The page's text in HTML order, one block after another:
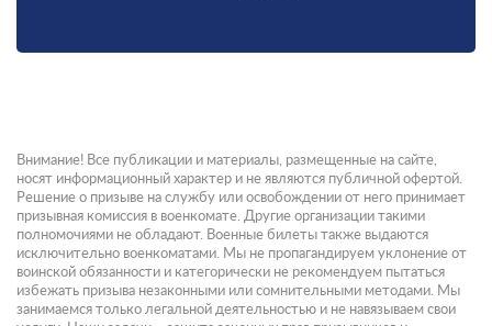
Внимание! Все публикации и материалы, размещенные на сайте,
носят информационный характер и не являются публичной офертой.
Решение о призыве на службу или освобождении от него принимает
призывная комиссия в военкомате. Другие организации такими
полномочиями не обладают. Военные билеты также выдаются
исключительно военкоматами. Мы не пропагандируем уклонение от
воинской обязанности и категорически не рекомендуем пытаться
избежать призыва незаконными или сомнительными методами. Мы
занимаемся только легальной деятельностью и не навязываем свои